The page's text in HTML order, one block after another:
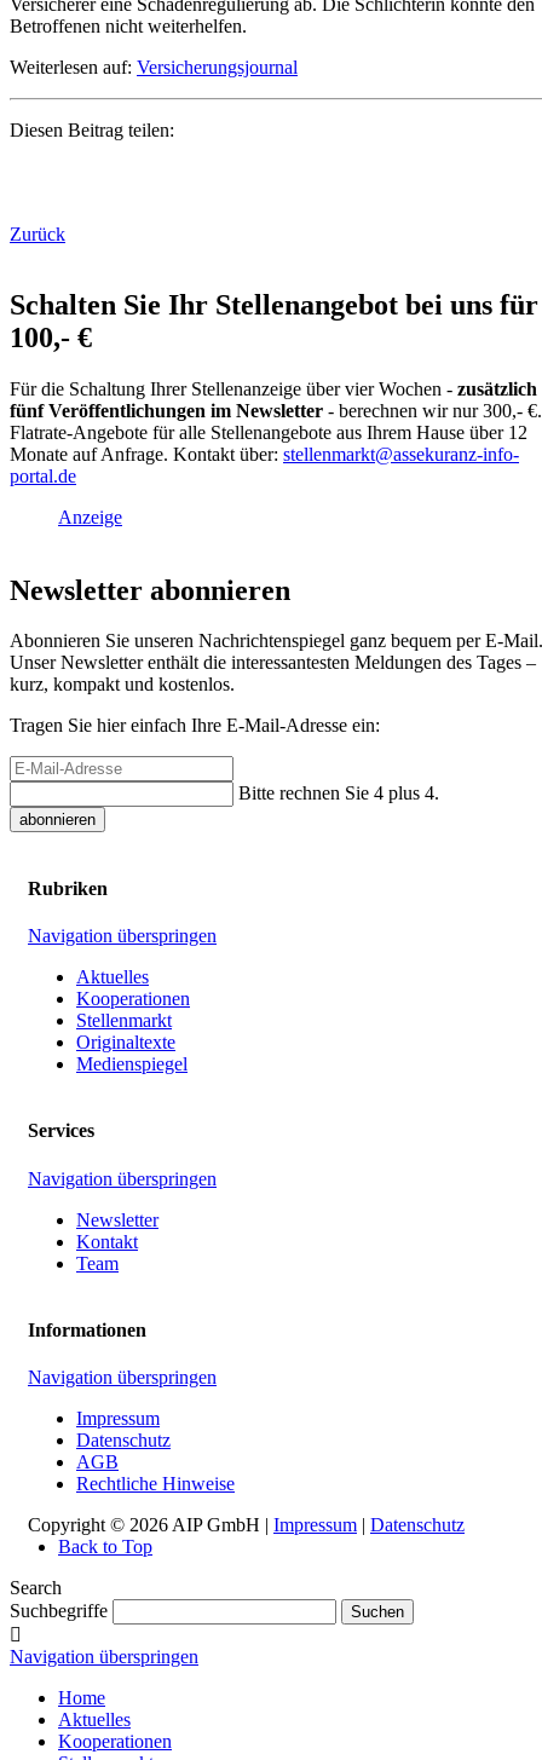
Betroffenen nicht weiterhelfen.
Weiterlesen auf: Versicherungsjournal
Diesen Beitrag teilen:
Zurück
Schalten Sie Ihr Stellenangebot bei uns für
100,- €
Für die Schaltung Ihrer Stellenanzeige über vier Wochen -
fünf Veröffentlichungen im Newsletter - berechnen wir nur 300,- €.
Flatrate-Angebote für alle Stellenangebote aus Ihrem Hause über 12
Monate auf Anfrage. Kontakt über: stellenmarkt@assekuranz-info-
portal.de
Anzeige
Newsletter abonnieren
Abonnieren Sie unseren Nachrichtenspiegel ganz bequem per E-Mail.
Unser Newsletter enthält die interessantesten Meldungen des Tages –
kurz, kompakt und kostenlos.
Tragen Sie hier einfach Ihre E-Mail-Adresse ein:
Bitte rechnen Sie 4 plus 4.
abonnieren
Rubriken
Navigation überspringen
Aktuelles
Kooperationen
Stellenmarkt
Originaltexte
Medienspiegel
Services
Navigation überspringen
Newsletter
Kontakt
Team
Informationen
Navigation überspringen
Impressum
Datenschutz
AGB
Rechtliche Hinweise
Copyright © 2026 AIP GmbH | Impressum | Datenschutz
Back to Top
Search
Suchbegriffe
Suchen
Navigation überspringen
Home
Aktuelles
Kooperationen